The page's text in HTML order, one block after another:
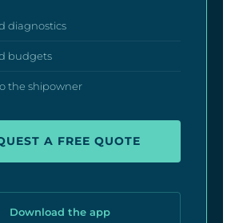
diagnostics
budgets
the shipowner
A FREE QUOTE
Download the app